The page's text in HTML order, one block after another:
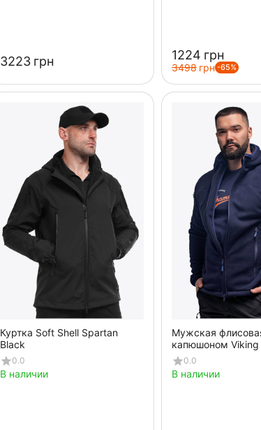
‍3223‍ грн ‍1224‍ грн
‍3498‍ грн -65%
Куртка Soft Shell Spartan
Black
0.0
В наличии
Мужская
капюшоном Viking
0.0
В наличии